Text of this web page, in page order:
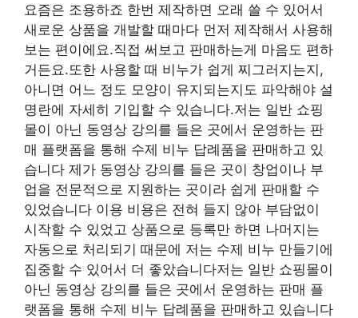
요즘은 조용하죠 한번 제작하면 오래 쓸 수 있어서
새로운 상품을 개발할 때마다 먼저 제작해서 사용해
보는 편이에요.직접 써보고 판매하는게 마음도 편하
거든요.또한 사용할 때 비누가 쉽게 찌그러지는지,
아니면 어느 정도 모양이 유지되는지도 파악해야 설
명란에 자세히 기입할 수 있습니다.저는 일반 쇼핑
몰이 아닌 동영상 강의를 들은 곳에서 운영하는 판
매 플랫폼을 통해 수제 비누 답례품을 판매하고 있
습니다 제가 동영상 강의를 들은 곳이 창업이나 부
업을 전문적으로 지원하는 곳이라 쉽게 판매할 수
있었습니다 이용 비용은 전혀 들지 않아 부담없이
시작할 수 있었고 상품으로 등록만 하면 나머지는
자동으로 처리되기 때문에 저는 수제 비누 만들기에
집중할 수 있어서 더 좋았습니다저는 일반 쇼핑몰이
아닌 동영상 강의를 들은 곳에서 운영하는 판매 플
랫폼을 통해 수제 비누 답례품을 판매하고 있습니다